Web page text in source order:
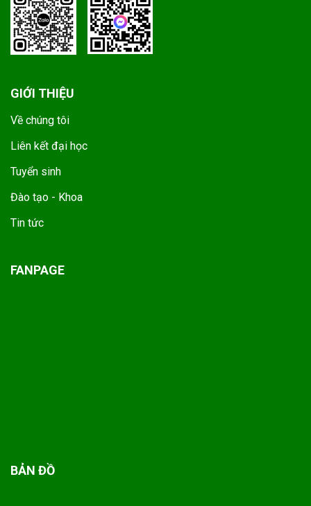
GIỚI THIỆU
Về chúng tôi
Liên kết đại học
Tuyển sinh
Đào tạo - Khoa
Tin tức
FANPAGE
BẢN ĐỒ